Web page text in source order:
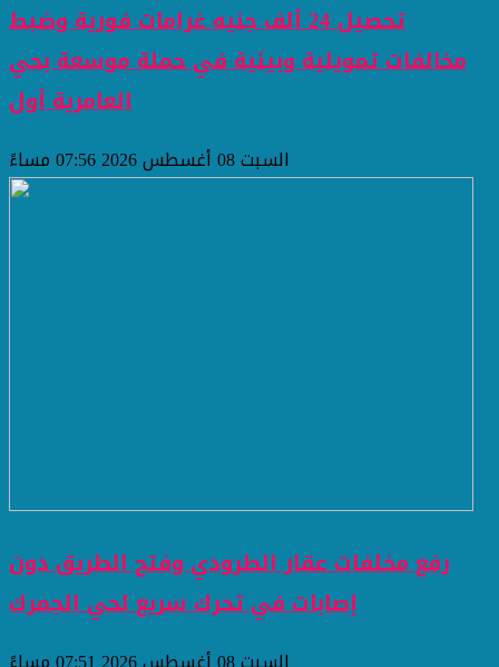
تحصيل 24 ألف جنيه غرامات فورية وضبط
مخالفات تمويلية وبيئية في حملة موسعة بحي
العامرية أول
السبت 08 أغسطس 2026 07:56 مساءً
رفع مخلفات عقار الطرودي وفتح الطريق دون
إصابات في تحرك سريع لحي الجمرك